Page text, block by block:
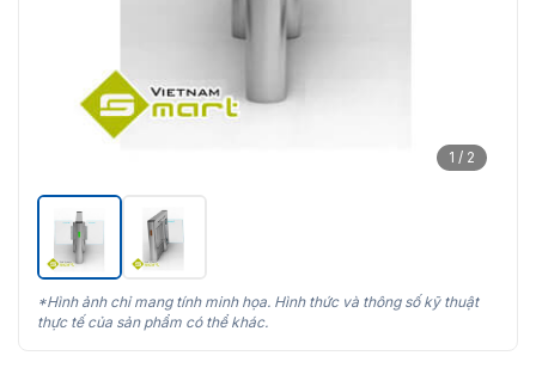
1 / 2
*Hình ảnh chỉ mang tính minh họa. Hình thức và thông số kỹ thuật
thực tế của sản phẩm có thể khác.